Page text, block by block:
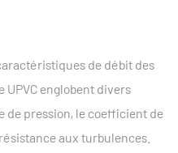
de débit des
englobent divers
de pression, le coefficient de
aux turbulences.